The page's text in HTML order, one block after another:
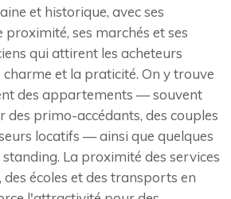
et historique, avec ses
proximité, ses marchés et ses
qui attirent les acheteurs
charme et la praticité. On y trouve
des appartements — souvent
des primo-accédants, des couples
locatifs — ainsi que quelques
La proximité des services
écoles et des transports en